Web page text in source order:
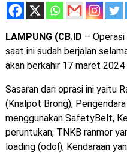
LAMPUNG (CB.ID –
saat ini sudah berjalan
akan berkahir 17 maret
Sasaran dari oprasi ini yaitu
(Knalpot Brong),
menggunakan SafetyBelt,
peruntukan, TNKB ranmor
loading (odol), Kendaraan